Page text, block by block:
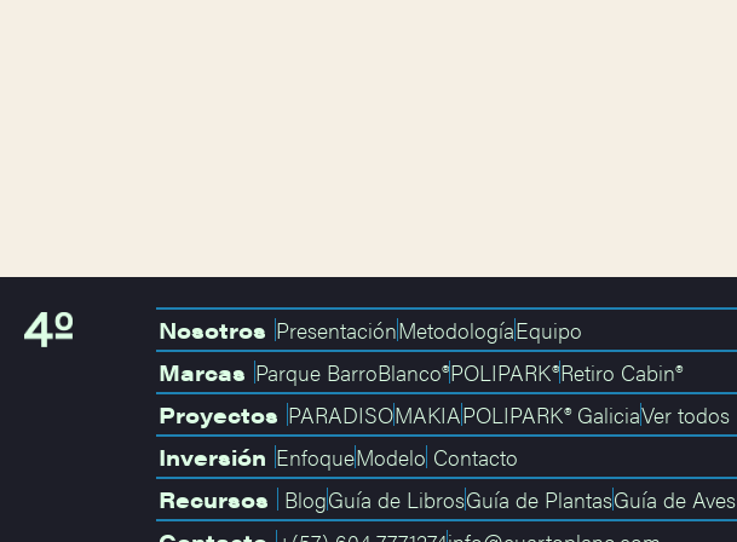
Nosotros PresentaciónMetodologíaEquipo
Marcas Parque BarroBlanco®POLIPARK®Retiro Cabin®
Proyectos PARADISOMAKIAPOLIPARK® GaliciaVer todos
Inversión EnfoqueModelo Contacto
Recursos BlogGuía de LibrosGuía de PlantasGuía de Aves